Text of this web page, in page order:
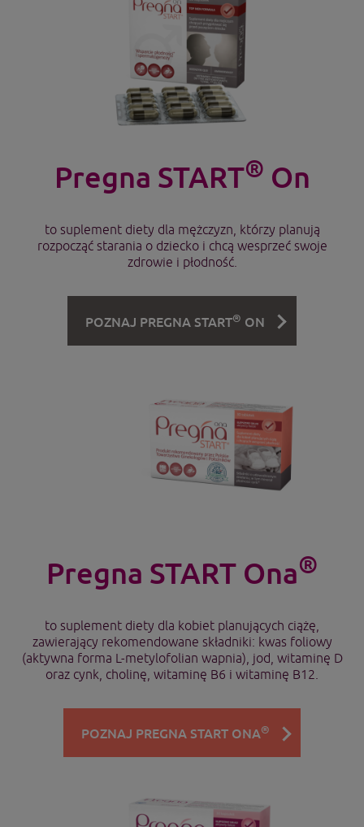
Pregna START® On
to suplement diety dla mężczyzn, którzy planują
rozpocząć starania o dziecko i chcą wesprzeć swoje
zdrowie i płodność.
POZNAJ PREGNA START® ON
Pregna START Ona®
to suplement diety dla kobiet planujących ciążę,
zawierający rekomendowane składniki: kwas foliowy
(aktywna forma L-metylofolian wapnia), jod, witaminę D
oraz cynk, cholinę, witaminę B6 i witaminę B12.
POZNAJ PREGNA START ONA®